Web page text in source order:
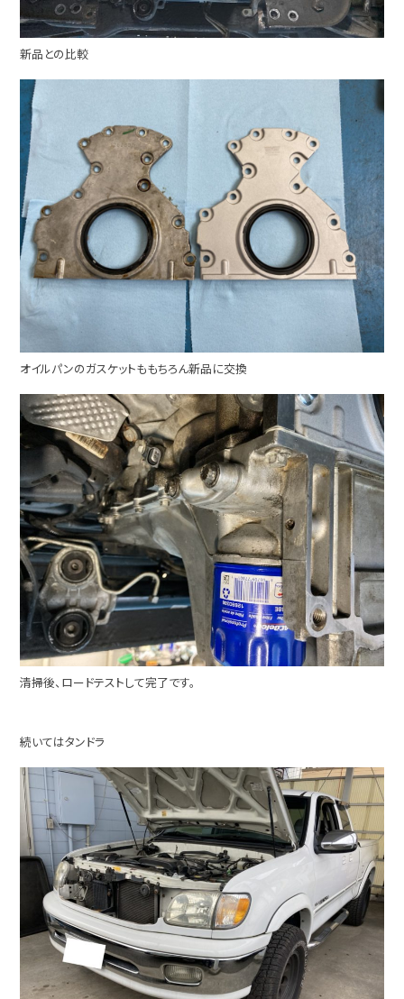
新品との比較
オイルパンのガスケットももちろん新品に交換
清掃後、ロードテストして完了です。
続いてはタンドラ